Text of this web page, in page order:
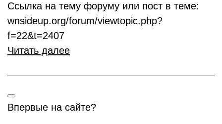
Ссылка на тему форуму или пост в теме:
wnsideup.org/forum/viewtopic.php?
f=22&t=2407
Читать далее
Впервые на сайте?